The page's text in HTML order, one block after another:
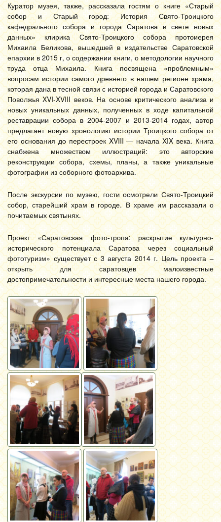
Куратор музея, также, рассказала гостям о книге «Старый
собор и Старый город: История Свято-Троицкого
кафедрального собора и города Саратова в свете новых
данных» клирика Свято-Троицкого собора протоиерея
Михаила Беликова, вышедшей в издательстве Саратовской
епархии в 2015 г, о содержании книги, о методологии научного
труда отца Михаила. Книга посвящена «проблемным»
вопросам истории самого древнего в нашем регионе храма,
которая дана в тесной связи с историей города и Саратовского
Поволжья XVI-XVIII веков. На основе критического анализа и
новых уникальных данных, полученных в ходе капитальной
реставрации собора в 2004-2007 и 2013-2014 годах, автор
предлагает новую хронологию истории Троицкого собора от
его основания до перестроек XVIII — начала XIX века. Книга
снабжена множеством иллюстраций: это авторские
реконструкции собора, схемы, планы, а также уникальные
фотографии из соборного фотоархива.
После экскурсии по музею, гости осмотрели Свято-Троицкий
собор, старейший храм в городе. В храме им рассказали о
почитаемых святынях.
Проект «Саратовская фото-тропа: раскрытие культурно-
исторического потенциала Саратова через социальный
фототуризм» существует с 3 августа 2014 г. Цель проекта –
открыть для саратовцев малоизвестные
достопримечательности и интересные места нашего города.